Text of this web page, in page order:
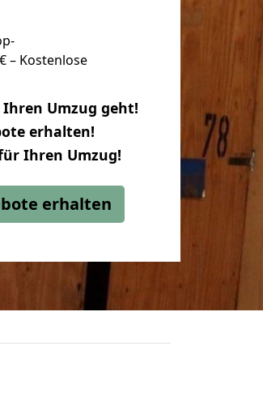
– Kostenlose
Umzug geht!
erhalten!
Ihren Umzug!
erhalten